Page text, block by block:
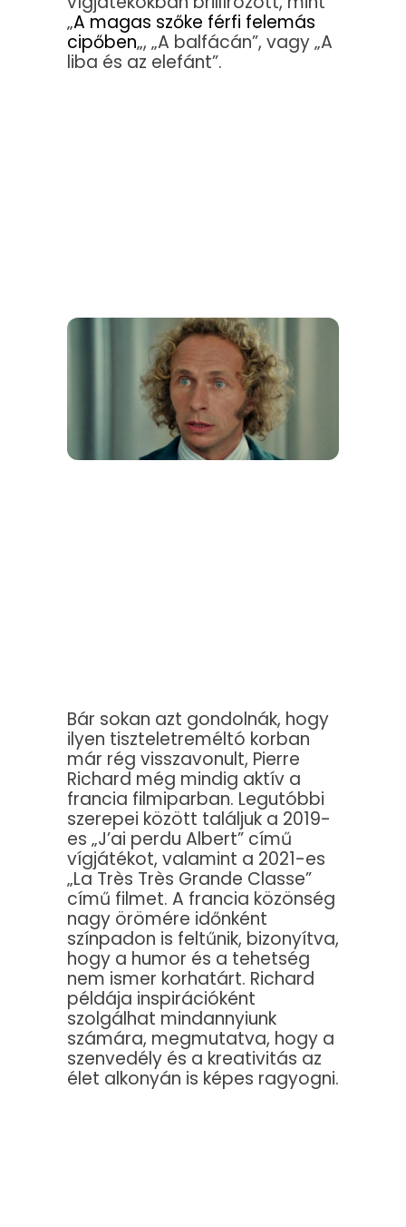
„A magas szőke férfi felemás
cipőben„, „A balfácán”, vagy „A
liba és az elefánt”.
Bár sokan azt gondolnák, hogy
ilyen tiszteletreméltó korban
már rég visszavonult, Pierre
Richard még mindig aktív a
francia filmiparban. Legutóbbi
szerepei között találjuk a 2019-
es „J’ai perdu Albert” című
vígjátékot, valamint a 2021-es
„La Très Très Grande Classe”
című filmet. A francia közönség
nagy örömére időnként
színpadon is feltűnik, bizonyítva,
hogy a humor és a tehetség
nem ismer korhatárt. Richard
példája inspirációként
szolgálhat mindannyiunk
számára, megmutatva, hogy a
szenvedély és a kreativitás az
élet alkonyán is képes ragyogni.